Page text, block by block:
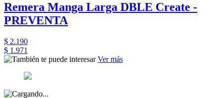
Remera Manga Larga DBLE Create -
PREVENTA
$ 2.190
$ 1.971
Ver más